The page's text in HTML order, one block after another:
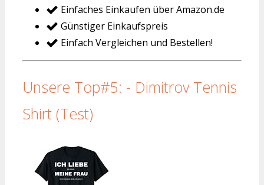
Einfaches Einkaufen über Amazon.de
Günstiger Einkaufspreis
Einfach Vergleichen und Bestellen!
Unsere Top#5: - Dimitrov Tennis
Shirt (Test)